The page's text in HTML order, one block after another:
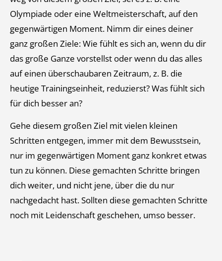
Olympiade oder eine Weltmeisterschaft, auf den
gegenwärtigen Moment. Nimm dir eines deiner
ganz großen Ziele: Wie fühlt es sich an, wenn du dir
das große Ganze vorstellst oder wenn du das alles
auf einen überschaubaren Zeitraum, z. B. die
heutige Trainingseinheit, reduzierst? Was fühlt sich
für dich besser an?
Gehe diesem großen Ziel mit vielen kleinen
Schritten entgegen, immer mit dem Bewusstsein,
nur im gegenwärtigen Moment ganz konkret etwas
tun zu können. Diese gemachten Schritte bringen
dich weiter, und nicht jene, über die du nur
nachgedacht hast. Sollten diese gemachten Schritte
noch mit Leidenschaft geschehen, umso besser.